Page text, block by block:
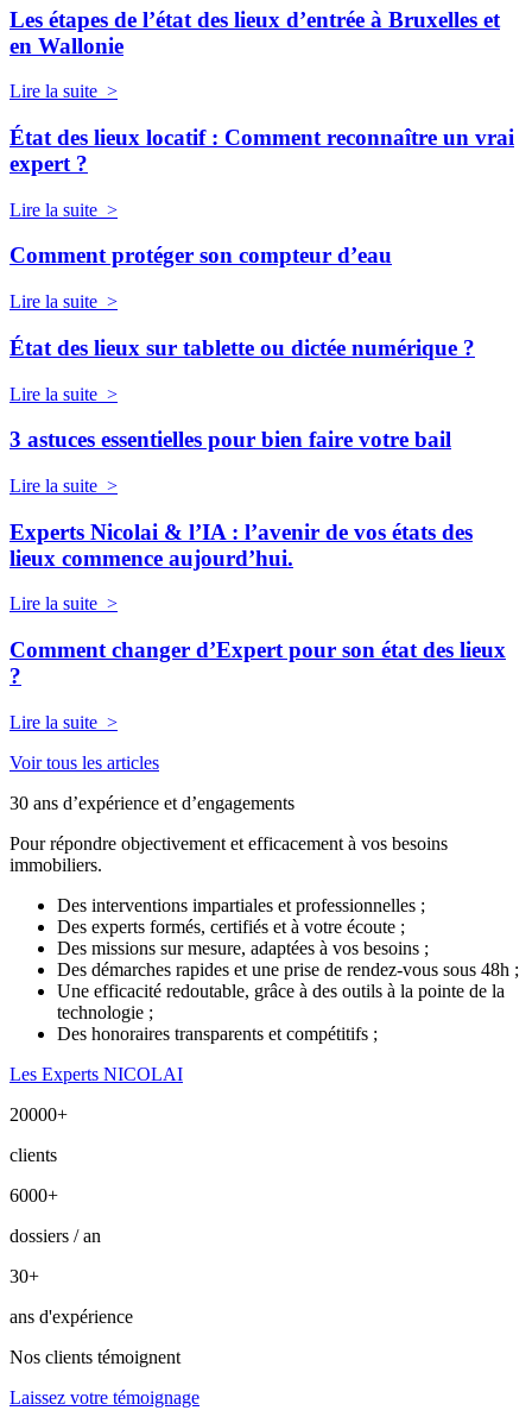
Les étapes de l’état des lieux d’entrée à Bruxelles et
en Wallonie
Lire la suite >
État des lieux locatif : Comment reconnaître un vrai
expert ?
Lire la suite >
Comment protéger son compteur d’eau
Lire la suite >
État des lieux sur tablette ou dictée numérique ?
Lire la suite >
3 astuces essentielles pour bien faire votre bail
Lire la suite >
Experts Nicolai & l’IA : l’avenir de vos états des
lieux commence aujourd’hui.
Lire la suite >
Comment changer d’Expert pour son état des lieux
?
Lire la suite >
Voir tous les articles
30 ans d’expérience et d’engagements
Pour répondre objectivement et efficacement à vos besoins
immobiliers.
Des interventions impartiales et professionnelles ;
Des experts formés, certifiés et à votre écoute ;
Des missions sur mesure, adaptées à vos besoins ;
Des démarches rapides et une prise de rendez-vous sous 48h ;
Une efficacité redoutable, grâce à des outils à la pointe de la
technologie ;
Des honoraires transparents et compétitifs ;
Les Experts NICOLAI
20000+
clients
6000+
dossiers / an
30+
ans d'expérience
Nos clients témoignent
Laissez votre témoignage